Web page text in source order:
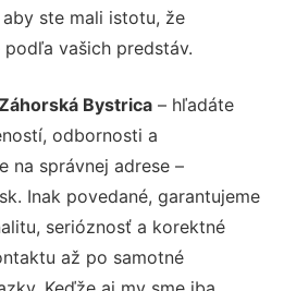
ste mali istotu, že
vašich predstáv.
Bystrica – hľadáte
odbornosti a
na správnej adrese –
Inak povedané, garantujeme
serióznosť a korektné
až po samotné